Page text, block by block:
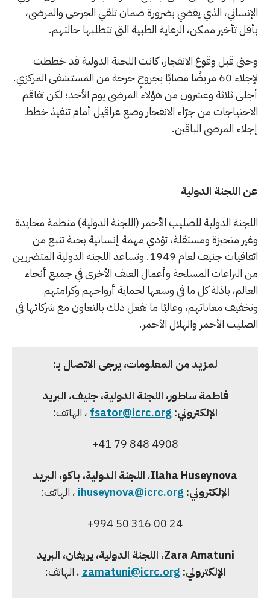
الإنساني، الذي يقضي بضرورة ضمان تلقي الجرحى والمرضى،
بأقل تأخير ممكن، الرعاية الطبية التي تتطلبها حالتهم.
وحتى قبل وقوع الانفجار، كانت اللجنة الدولية قد خططت
لإجلاء 60 مريضًا مصابًا بجروحٍ حرجة من المستشفى المركزي.
أجلي ثلاثة وعشرون من هؤلاء المرضى يوم الأحد؛ لكن تفاقم
الاحتياجات من جرّاء الانفجار وضع عراقيل أمام تنفيذ خطط
إجلاء المرضى الباقين.
عن اللجنة الدولية
اللجنة الدولية للصليب الأحمر (اللجنة الدولية) منظمة محايدة
وغير متحيزة ومستقلة، تؤدي مهمة إنسانية بحتة تنبع من
اتفاقيات جنيف لعام 1949. وتساعد اللجنة الدولية المتضررين
من النزاعات المسلحة وأعمال العنف الأخرى في جميع أنحاء
العالم، باذلة كل ما في وسعها لحماية أرواحهم وكرامتهم
وتخفيف معاناتهم، وغالبًا ما تفعل ذلك بالتعاون مع شركائها في
الصليب الأحمر والهلال الأحمر.
لمزيد من المعلومات، يرجى الاتصال بـ:
فاطمة ساطور، اللجنة الدولية، جنيف، البريد
الإلكتروني:fsator@icrc.org ، الهاتف:
+41 79 848 4908
Ilaha Huseynova، اللجنة الدولية، باكو، البريد
الإلكتروني:ihuseynova@icrc.org ، الهاتف:
+994 50 316 00 24
Zara Amatuni، اللجنة الدولية، يريفان، البريد
الإلكتروني:zamatuni@icrc.org ، الهاتف: